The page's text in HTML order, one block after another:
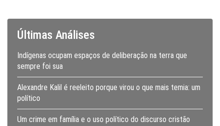
Últimas Análises
Indígenas ocupam espaços de deliberação na terra que
sempre foi sua
Alexandre Kalil é reeleito porque virou o que mais temia: um
político
Um crime em família e o uso político do discurso cristão